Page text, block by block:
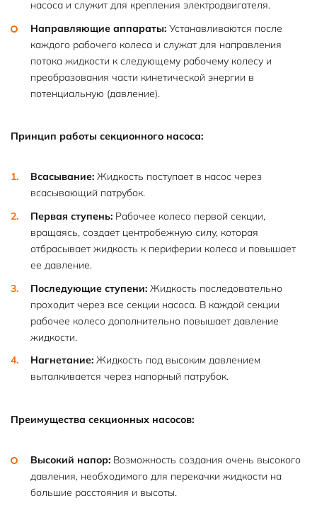
насоса и служит для крепления электродвигателя.
Направляющие аппараты: Устанавливаются после
каждого рабочего колеса и служат для направления
потока жидкости к следующему рабочему колесу и
преобразования части кинетической энергии в
потенциальную (давление).
Принцип работы секционного насоса:
Всасывание: Жидкость поступает в насос через
всасывающий патрубок.
Первая ступень: Рабочее колесо первой секции,
вращаясь, создает центробежную силу, которая
отбрасывает жидкость к периферии колеса и повышает
ее давление.
Последующие ступени: Жидкость последовательно
проходит через все секции насоса. В каждой секции
рабочее колесо дополнительно повышает давление
жидкости.
Нагнетание: Жидкость под высоким давлением
выталкивается через напорный патрубок.
Преимущества секционных насосов:
Высокий напор: Возможность создания очень высокого
давления, необходимого для перекачки жидкости на
большие расстояния и высоты.